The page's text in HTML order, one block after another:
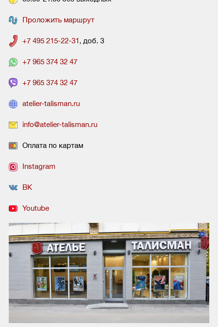
Проложить маршрут
+7 495 215-22-31 , доб. 3
+7 965 374 32 47
+7 965 374 32 47
atelier-talisman.ru
info@atelier-talisman.ru
Оплата по картам
Instagram
ВК
Youtube